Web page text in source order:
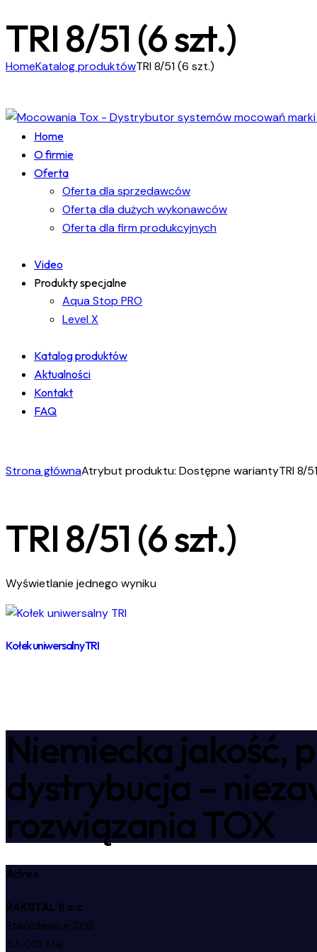
TRI 8/51 (6 szt.)
HomeKatalog produktówTRI 8/51 (6 szt.)
Home
O firmie
Oferta
Oferta dla sprzedawców
Oferta dla dużych wykonawców
Oferta dla firm produkcyjnych
Video
Produkty specjalne
Aqua Stop PRO
Level X
Katalog produktów
Aktualności
Kontakt
FAQ
1
Strona głównaAtrybut produktu: Dostępne wariantyTRI 8/
TRI 8/51 (6 szt.)
Wyświetlanie jednego wyniku
Kołek uniwersalny TRI
Niemiecka jakość,
dystrybucja –
rozwiązania TOX
Adres
RAKSTAL II s.c.
Stanisławice 266
32-015 Kłaj